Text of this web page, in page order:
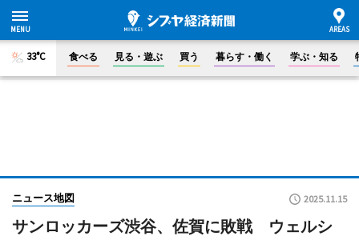
33°C 食べる 見る・遊ぶ 買う 暮らす・働く 学ぶ・知る
ニュース地図 2025.11.15
サンロッカーズ渋谷、佐賀に敗戦 ウェルシ